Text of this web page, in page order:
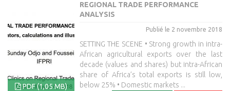
PDF (1,05 MB)
REGIONAL TRADE PERFORMANCE
ANALYSIS
Publié le 2 novembre 2018
SETTING THE SCENE • Strong growth in intra-
African agricultural exports over the last
decade (values and shares) but intra-African
share of Africa’s total exports is still low,
below 25% • Domestic markets ...